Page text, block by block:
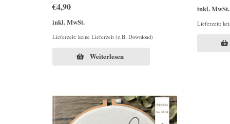
€4,90
inkl. MwSt.
Lieferzeit: keine Lieferzeit (z.B. Download)
Weiterlesen
inkl. MwSt.
Lieferzeit: